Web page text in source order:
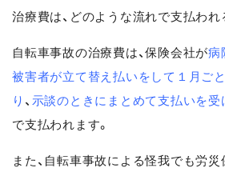
治療費は、どのような流れで支払われ
自転車事故の治療費は、保険会社が病
被害者が立て替え払いをして１月ご
り 、 示談のときにまとめて支払いを受
で支払われます。
また、自転車事故による怪我でも労